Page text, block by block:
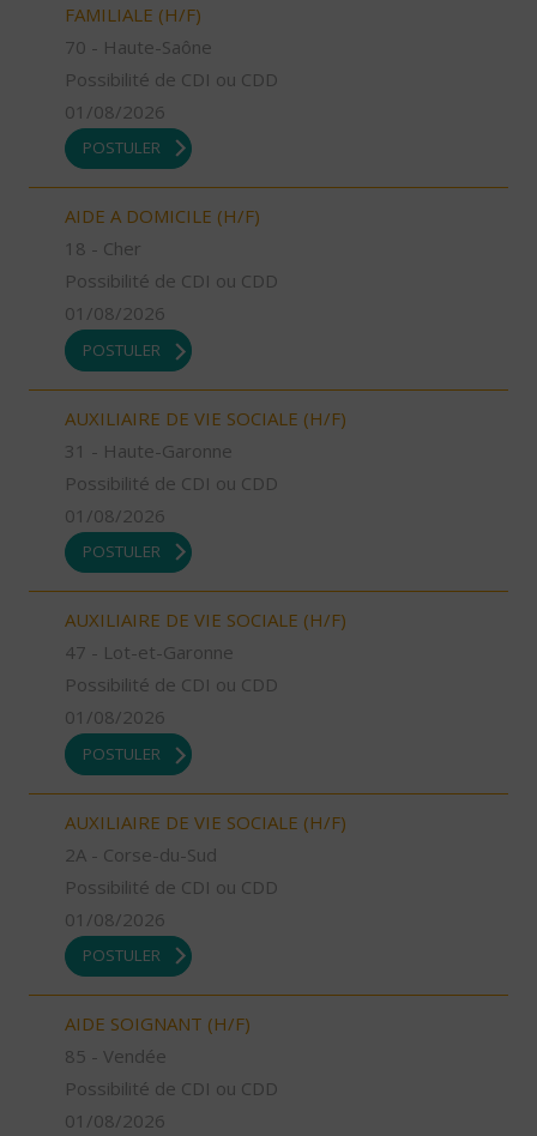
FAMILIALE (H/F)
70 - Haute-Saône
Possibilité de CDI ou CDD
01/08/2026
POSTULER
AIDE A DOMICILE (H/F)
18 - Cher
Possibilité de CDI ou CDD
01/08/2026
POSTULER
AUXILIAIRE DE VIE SOCIALE (H/F)
31 - Haute-Garonne
Possibilité de CDI ou CDD
01/08/2026
POSTULER
AUXILIAIRE DE VIE SOCIALE (H/F)
47 - Lot-et-Garonne
Possibilité de CDI ou CDD
01/08/2026
POSTULER
AUXILIAIRE DE VIE SOCIALE (H/F)
2A - Corse-du-Sud
Possibilité de CDI ou CDD
01/08/2026
POSTULER
AIDE SOIGNANT (H/F)
85 - Vendée
Possibilité de CDI ou CDD
01/08/2026